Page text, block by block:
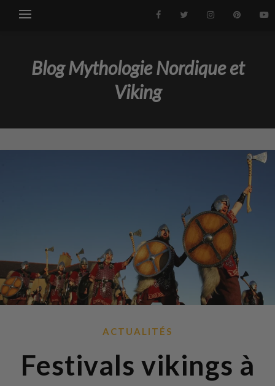
Blog Mythologie Nordique et
Viking
ACTUALITÉS
Festivals vikings à